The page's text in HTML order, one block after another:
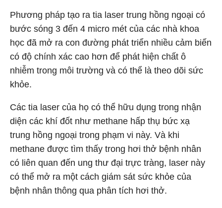
Phương pháp tạo ra tia laser trung hồng ngoại có
bước sóng 3 đến 4 micro mét của các nhà khoa
học đã mở ra con đường phát triển nhiều cảm biến
có độ chính xác cao hơn để phát hiện chất ô
nhiễm trong môi trường và có thể là theo dõi sức
khỏe.
Các tia laser của họ có thể hữu dụng trong nhận
diện các khí đốt như methane hấp thụ bức xạ
trung hồng ngoại trong phạm vi này. Và khi
methane được tìm thấy trong hơi thở bệnh nhân
có liên quan đến ung thư đại trực tràng, laser này
có thể mở ra một cách giám sát sức khỏe của
bệnh nhân thông qua phân tích hơi thở.